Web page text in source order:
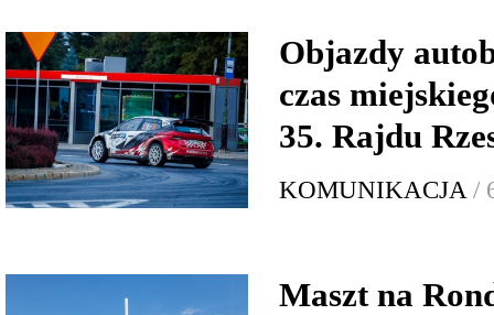
Objazdy
czas
35. Rajdu
KOMUNIKACJA /
Maszt na